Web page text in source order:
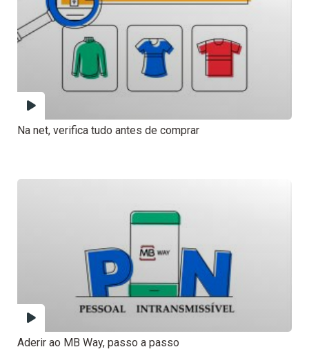
Na net, verifica tudo antes de comprar
Aderir ao MB Way, passo a passo